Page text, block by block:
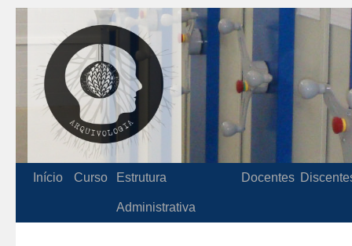
Início Curso Estrutura
Administrativa
Docentes